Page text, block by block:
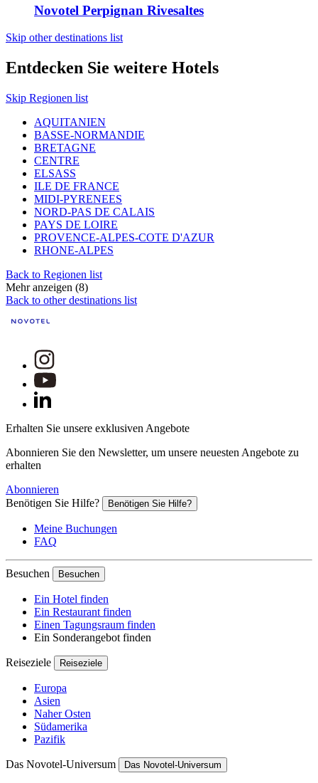
Novotel Perpignan Rivesaltes
Skip other destinations list
Entdecken Sie weitere Hotels
Skip Regionen list
AQUITANIEN
BASSE-NORMANDIE
BRETAGNE
CENTRE
ELSASS
ILE DE FRANCE
MIDI-PYRENEES
NORD-PAS DE CALAIS
PAYS DE LOIRE
PROVENCE-ALPES-COTE D'AZUR
RHONE-ALPES
Back to Regionen list
Mehr anzeigen (8)
Back to other destinations list
Erhalten Sie unsere exklusiven Angebote
Abonnieren Sie den Newsletter, um unsere neuesten Angebote zu
erhalten
Abonnieren
Benötigen Sie Hilfe?
Benötigen Sie Hilfe?
Meine Buchungen
FAQ
Besuchen Besuchen
Ein Hotel finden
Ein Restaurant finden
Einen Tagungsraum finden
Ein Sonderangebot finden
Reiseziele Reiseziele
Europa
Asien
Naher Osten
Südamerika
Pazifik
Das Novotel-Universum Das Novotel-Universum